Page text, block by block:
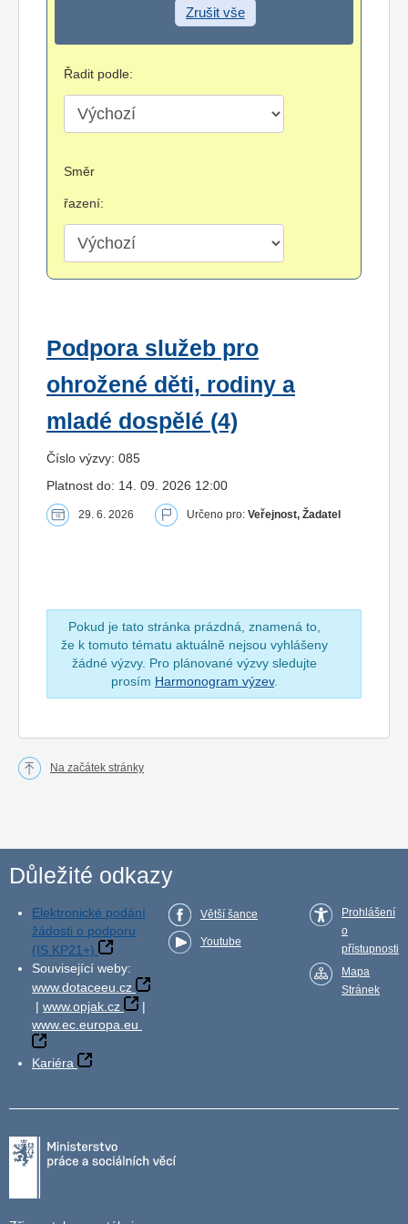
Zrušit vše
Řadit podle:
Směr
řazení:
Podpora služeb pro
ohrožené děti, rodiny a
mladé dospělé (4)
Číslo výzvy: 085
Platnost do: 14. 09. 2026 12:00
29. 6. 2026 Určeno pro: Veřejnost, Žadatel
Pokud je tato stránka prázdná, znamená to,
že k tomuto tématu aktuálně nejsou vyhlášeny
žádné výzvy. Pro plánované výzvy sledujte
prosím Harmonogram výzev.
Na začátek stránky
Důležité odkazy
Elektronické podání
žádosti o podporu
(IS KP21+)
Související weby:
www.dotaceeu.cz
| www.opjak.cz
|
www.ec.europa.eu
Kariéra
Větší šance
Youtube
Prohlášení
o
přístupnosti
Mapa
Stránek